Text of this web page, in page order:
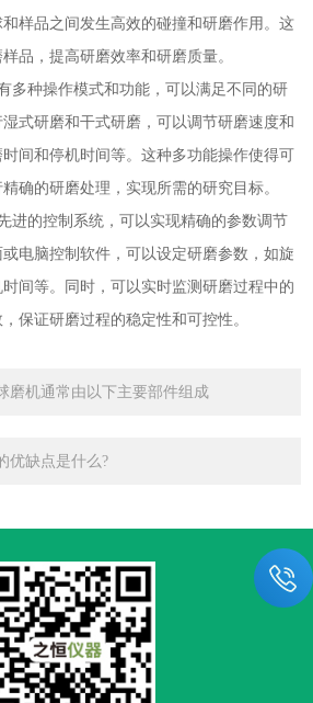
样品之间发生高效的碰撞和研磨作用。这
品，提高研磨效率和研磨质量。
种操作模式和功能，可以满足不同的研
式研磨和干式研磨，可以调节研磨速度和
间和停机时间等。这种多功能操作使得可
确的研磨处理，实现所需的研究目标。
的控制系统，可以实现精确的参数调节
电脑控制软件，可以设定研磨参数，如旋
间等。同时，可以实时监测研磨过程中的
保证研磨过程的稳定性和可控性。
磨机通常由以下主要部件组成
优缺点是什么?